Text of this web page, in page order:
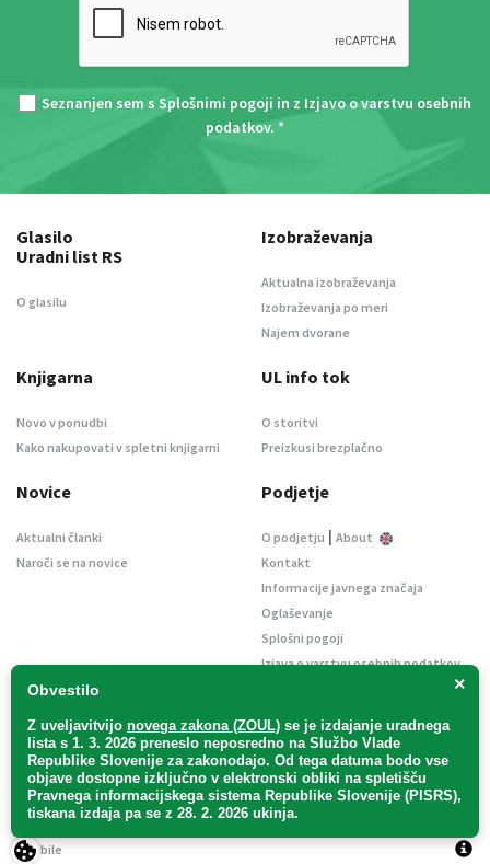
Seznanjen sem s Splošnimi pogoji in z Izjavo o varstvu osebnih
podatkov. *
×
Obvestilo
Z uveljavitvijo novega zakona (ZOUL) se je izdajanje uradnega
lista s 1. 3. 2026 preneslo neposredno na Službo Vlade
Republike Slovenije za zakonodajo. Od tega datuma bodo vse
objave dostopne izključno v elektronski obliki na spletišču
Pravnega informacijskega sistema Republike Slovenije (PISRS),
tiskana izdaja pa se z 28. 2. 2026 ukinja.
Glasilo
Uradni list RS
O glasilu
Izobraževanja
Aktualna izobraževanja
Izobraževanja po meri
Najem dvorane
Knjigarna
Novo v ponudbi
Kako nakupovati v spletni knjigarni
UL info tok
O storitvi
Preizkusi brezplačno
Novice
Aktualni članki
Naroči se na novice
Podjetje
O podjetju | About
Kontakt
Informacije javnega značaja
Oglaševanje
Splošni pogoji
Izjava o varstvu osebnih podatkov
Uradni list d. o. o. – v likvidaciji / Vse pravice pridržane.
2Mobile